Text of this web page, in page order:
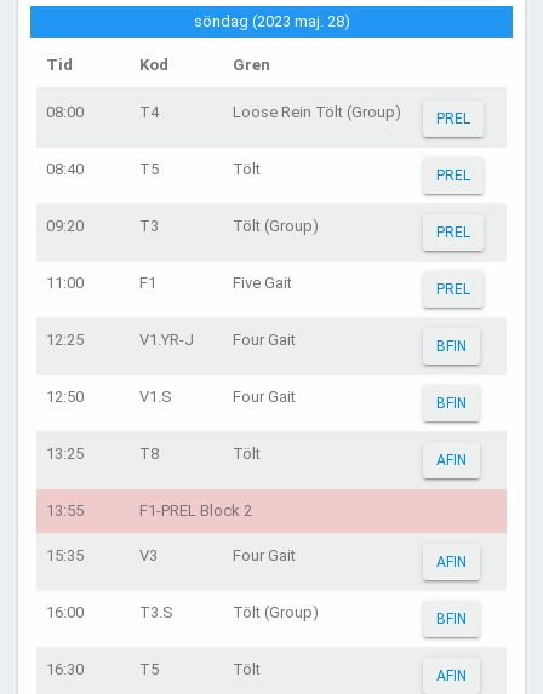
söndag (2023 maj. 28)
Tid Kod Gren
08:00 T4 Loose Rein Tölt (Group) PREL
08:40 T5 Tölt PREL
09:20 T3 Tölt (Group) PREL
11:00 F1 Five Gait PREL
12:25 V1.YR-J Four Gait BFIN
12:50 V1.S Four Gait BFIN
13:25 T8 Tölt AFIN
13:55 F1-PREL Block 2
15:35 V3 Four Gait AFIN
16:00 T3.S Tölt (Group) BFIN
16:30 T5 Tölt AFIN